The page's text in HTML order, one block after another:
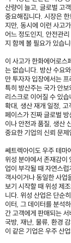
산량이 늘고, 글로벌 고
중요해집니다. 시장은
지만, 동시에 이런 사고
어느 정도인지, 안전관
지 함께 볼 필요가 있습
이 사고가 한화에어로스
는 없습니다. 방산 수요
만 투자자 입장에서는
특히 방산주는 국가 안
리스크로 이어질 수 있
확대, 생산 재개 일정,
페이스가 진짜 글로벌
이나 안전과 품질, 생산
중요한 기업의 신뢰 문제
쎄트렉아이도 우주 테마
위성 분야에서 존재감이
업이 부각될 때 자연스
객사이거나 동일한 사업
보기 시작할 때 위성 제
니다. 위성 산업은 단순
이터, 그 데이터를 분석
간 고객에게 판매되는
국방, 재난, 물류, 환경
이 같은 기업은 우주 산